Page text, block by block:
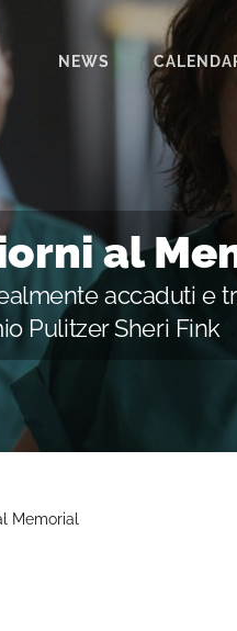
NEWS
al
accaduti e
Pulitzer Sheri Fink
Memorial